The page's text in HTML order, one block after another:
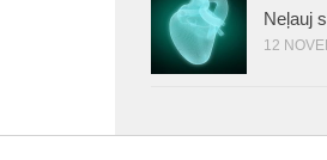
Neļauj
12